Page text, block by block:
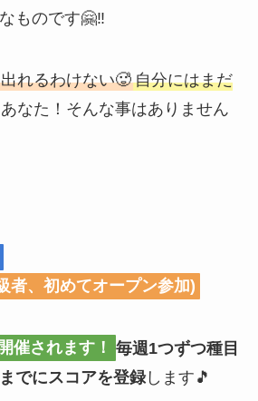
ものです🤗‼️
れるわけない🥵 自分にはまだ
なた！そんな事はありません
、初めてオープン参加)
催されます！
毎週1つずつ種目
でにスコアを登録します🎵